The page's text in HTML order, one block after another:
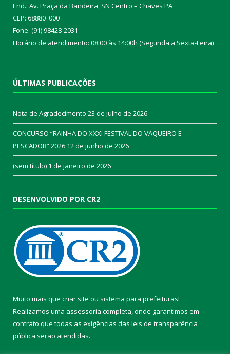
End.: Av. Praça da Bandeira, SN Centro – Chaves PA
CEP: 68880 .000
Fone: (91) 98428-2031
Horário de atendimento: 08:00 às 14:00h (Segunda a Sexta-Feira)
ÚLTIMAS PUBLICAÇÕES
Nota de Agradecimento 23 de julho de 2026
CONCURSO “RAINHA DO XXXI FESTIVAL DO VAQUEIRO E
PESCADOR” 2026 12 de junho de 2026
(sem título) 1 de janeiro de 2026
DESENVOLVIDO POR CR2
Muito mais que criar site ou sistema para prefeituras!
Realizamos uma assessoria completa, onde garantimos em
contrato que todas as exigências das leis de transparência
pública serão atendidas.